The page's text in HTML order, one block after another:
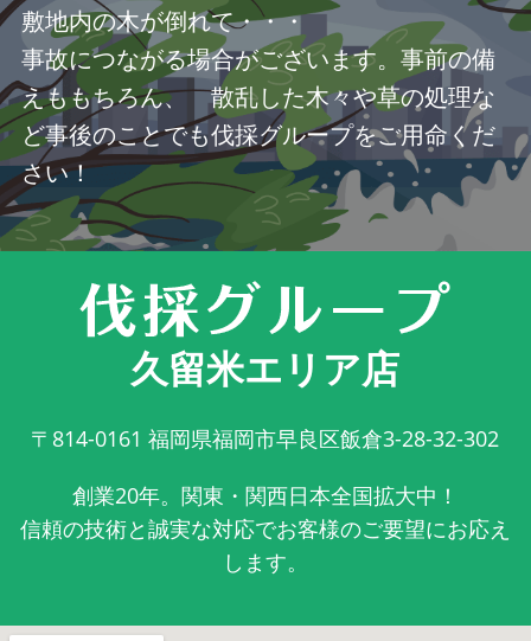
敷地内の木が倒れて・・・
事故につながる場合がございます。事前の備
えももちろん、 散乱した木々や草の処理な
ど事後のことでも伐採グループをご用命くだ
さい！
久留米エリア店
〒814-0161 福岡県福岡市早良区飯倉3-28-32-302
創業20年。関東・関西日本全国拡大中！
信頼の技術と誠実な対応でお客様のご要望にお応え
します。